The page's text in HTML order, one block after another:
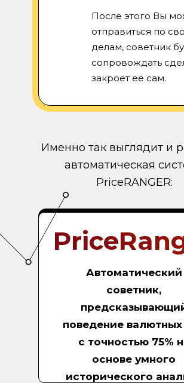
После этого Вы
отправиться по
делам, советник
сопровождать
закроет её сам.
Автоматический
советник,
поведение валютных
с точностью 75%
основе умного
исторического
Именно так выглядит и
автоматическая
PriceRANGER: